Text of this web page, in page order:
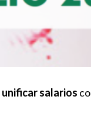
unificar salarios